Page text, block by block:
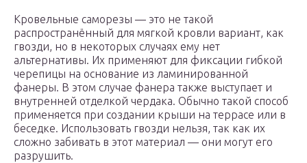
Кровельные саморезы — это не такой
распространённый для мягкой кровли вариант, как
гвозди, но в некоторых случаях ему нет
альтернативы. Их применяют для фиксации гибкой
черепицы на основание из ламинированной
фанеры. В этом случае фанера также выступает и
внутренней отделкой чердака. Обычно такой способ
применяется при создании крыши на террасе или в
беседке. Использовать гвозди нельзя, так как их
сложно забивать в этот материал — они могут его
разрушить.